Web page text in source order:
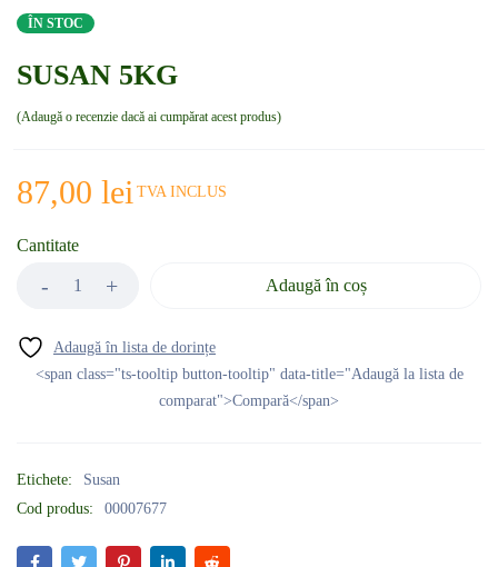
ÎN STOC
SUSAN 5KG
Adaugă o recenzie dacă ai cumpărat acest produs
87,00 lei TVA INCLUS
Cantitate
Adaugă în coș
<span class="ts-tooltip button-tooltip" data-title="Adaugă la lista de
comparat">Compară</span>
Etichete:
Susan
Cod produs:
00007677